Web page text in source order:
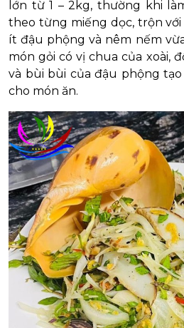
lớn từ 1 – 2kg, thường khi
theo từng miếng dọc, trộn với
ít đậu phộng và nêm nếm
món gỏi có vị chua của xoài,
và bùi bùi của đậu phộng
cho món ăn.